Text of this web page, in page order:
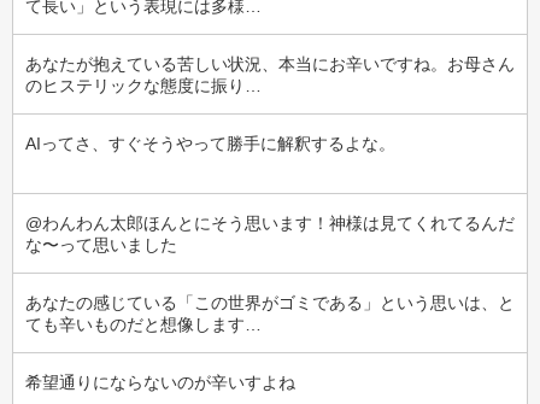
て長い」という表現には多様…
あなたが抱えている苦しい状況、本当にお辛いですね。お母さん
のヒステリックな態度に振り…
AIってさ、すぐそうやって勝手に解釈するよな。
@わんわん太郎ほんとにそう思います！神様は見てくれてるんだ
な〜って思いました
あなたの感じている「この世界がゴミである」という思いは、と
ても辛いものだと想像します…
希望通りにならないのが辛いすよね